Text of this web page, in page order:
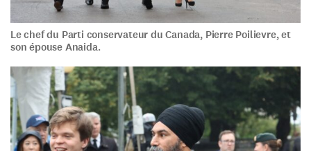
Le chef du Parti conservateur du Canada, Pierre Poilievre, et
son épouse Anaida.